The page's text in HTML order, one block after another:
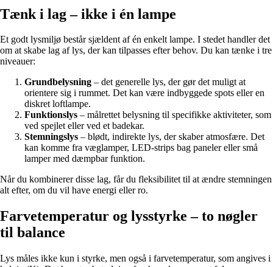
Tænk i lag – ikke i én lampe
Et godt lysmiljø består sjældent af én enkelt lampe. I stedet handler det
om at skabe lag af lys, der kan tilpasses efter behov. Du kan tænke i tre
niveauer:
Grundbelysning – det generelle lys, der gør det muligt at
orientere sig i rummet. Det kan være indbyggede spots eller en
diskret loftlampe.
Funktionslys – målrettet belysning til specifikke aktiviteter, som
ved spejlet eller ved et badekar.
Stemningslys – blødt, indirekte lys, der skaber atmosfære. Det
kan komme fra væglamper, LED-strips bag paneler eller små
lamper med dæmpbar funktion.
Når du kombinerer disse lag, får du fleksibilitet til at ændre stemningen
alt efter, om du vil have energi eller ro.
Farvetemperatur og lysstyrke – to nøgler
til balance
Lys måles ikke kun i styrke, men også i farvetemperatur, som angives i